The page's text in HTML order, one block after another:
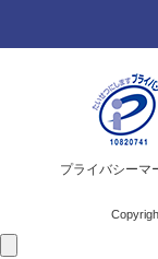
プライバシーマ